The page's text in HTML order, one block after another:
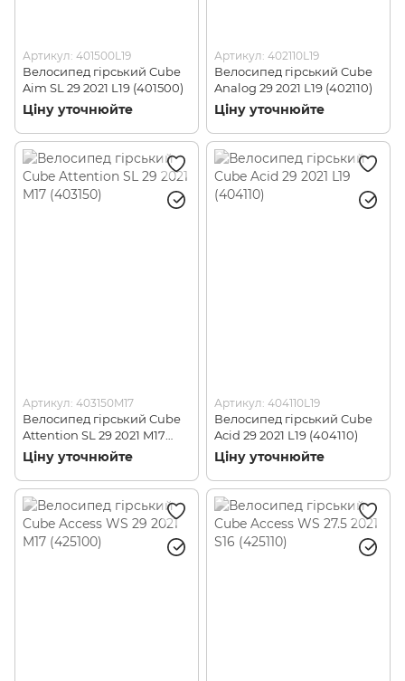
Артикул: 401500L19
Велосипед гірський Cube
Aim SL 29 2021 L19 (401500)
Ціну уточнюйте
Артикул: 402110L19
Велосипед гірський Cube
Analog 29 2021 L19 (402110)
Ціну уточнюйте
Артикул: 403150M17
Велосипед гірський Cube
Attention SL 29 2021 M17
(403150)
Ціну уточнюйте
Артикул: 404110L19
Велосипед гірський Cube
Acid 29 2021 L19 (404110)
Ціну уточнюйте